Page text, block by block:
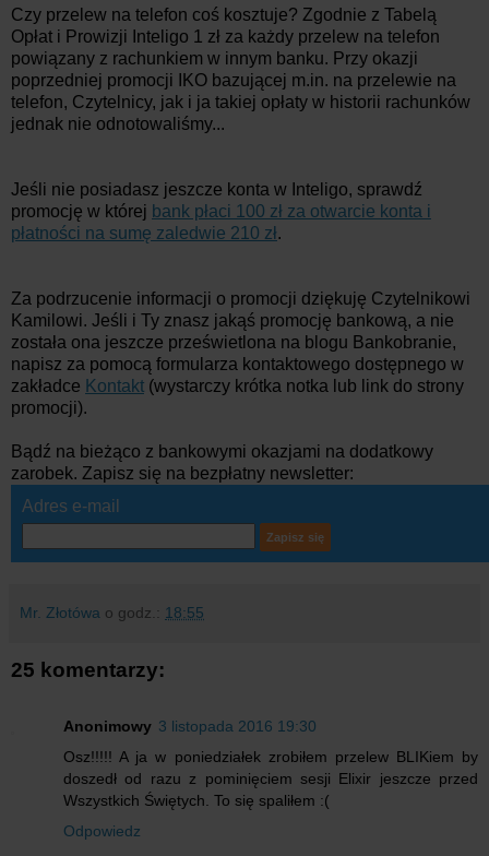
Czy przelew na telefon coś kosztuje? Zgodnie z Tabelą
Opłat i Prowizji Inteligo 1 zł za każdy przelew na telefon
powiązany z rachunkiem w innym banku. Przy okazji
poprzedniej promocji IKO bazującej m.in. na przelewie na
telefon, Czytelnicy, jak i ja takiej opłaty w historii rachunków
jednak nie odnotowaliśmy...
Jeśli nie posiadasz jeszcze konta w Inteligo, sprawdź
promocję w której bank płaci 100 zł za otwarcie konta i
płatności na sumę zaledwie 210 zł .
Za podrzucenie informacji o promocji dziękuję Czytelnikowi
Kamilowi. Jeśli i Ty znasz jakąś promocję bankową, a nie
została ona jeszcze prześwietlona na blogu Bankobranie,
napisz za pomocą formularza kontaktowego dostępnego w
zakładce Kontakt (wystarczy krótka notka lub link do strony
promocji).
Bądź na bieżąco z bankowymi okazjami na dodatkowy
zarobek. Zapisz się na bezpłatny newsletter:
Adres e-mail
Mr. Złotówa o godz.: 18:55
25 komentarzy:
Anonimowy 3 listopada 2016 19:30
Osz!!!!! A ja w poniedziałek zrobiłem przelew BLIKiem by
doszedł od razu z pominięciem sesji Elixir jeszcze przed
Wszystkich Świętych. To się spaliłem :(
Odpowiedz